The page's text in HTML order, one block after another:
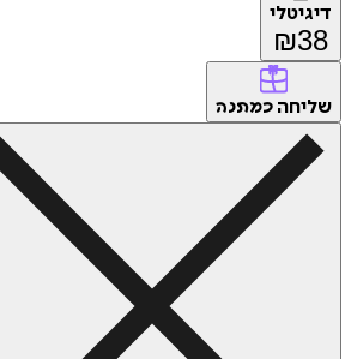
דיגיטלי
₪38
שליחה כמתנה